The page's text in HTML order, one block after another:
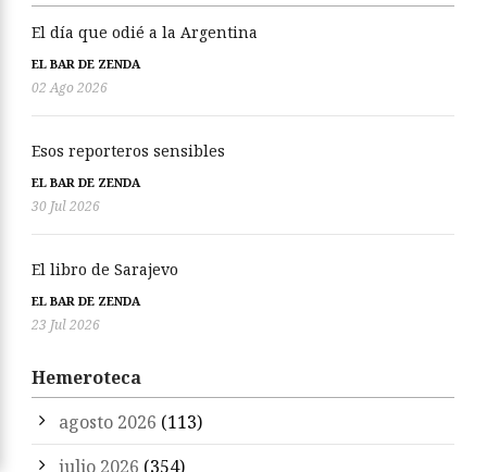
El día que odié a la Argentina
EL BAR DE ZENDA
02 Ago 2026
Esos reporteros sensibles
EL BAR DE ZENDA
30 Jul 2026
El libro de Sarajevo
EL BAR DE ZENDA
23 Jul 2026
Hemeroteca
agosto 2026 (113)
julio 2026 (354)